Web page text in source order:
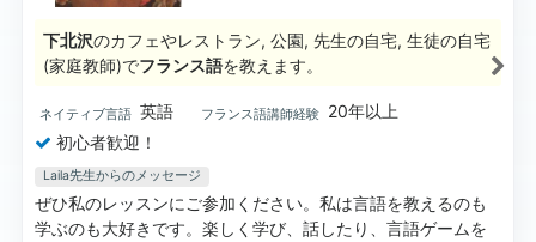
下北沢のカフェやレストラン, 公園, 先生の自宅, 生徒の自宅
(家庭教師)でフランス語を教えます。
ネイティブ言語 英語 フランス語講師経験
20年以上
初心者歓迎！
Laila先生からのメッセージ
ぜひ私のレッスンにご参加ください。私は言語を教えるのも
学ぶのも大好きです。楽しく学び、話したり、言語ゲームを